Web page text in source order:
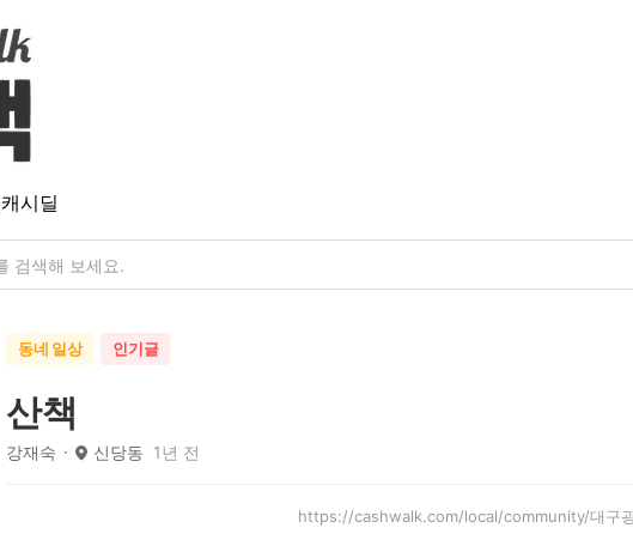
캐시딜
동네 일상 인기글
산책
강재숙 신당동 1년 전
https://cashwalk.com/local/community/대구